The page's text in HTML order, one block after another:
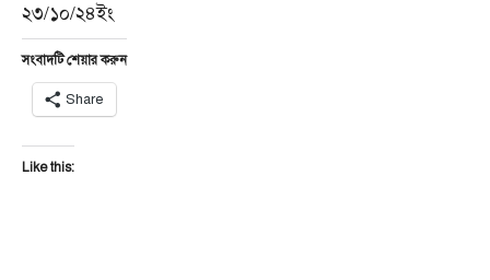
২৩/১০/২৪ইং
সংবাদটি শেয়ার করুন
Share
Like this: